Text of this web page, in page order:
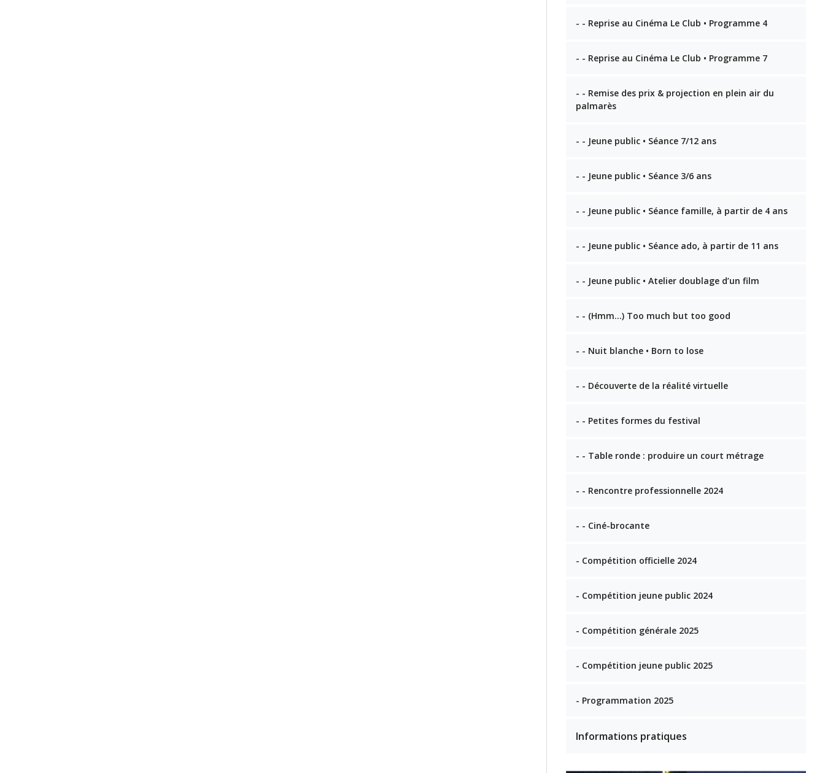
- - Reprise au Cinéma Le Club • Programme 4
- - Reprise au Cinéma Le Club • Programme 7
- - Remise des prix & projection en plein air du
palmarès
- - Jeune public • Séance 7/12 ans
- - Jeune public • Séance 3/6 ans
- - Jeune public • Séance famille, à partir de 4 ans
- - Jeune public • Séance ado, à partir de 11 ans
- - Jeune public • Atelier doublage d’un film
- - (Hmm…) Too much but too good
- - Nuit blanche • Born to lose
- - Découverte de la réalité virtuelle
- - Petites formes du festival
- - Table ronde : produire un court métrage
- - Rencontre professionnelle 2024
- - Ciné-brocante
- Compétition officielle 2024
- Compétition jeune public 2024
- Compétition générale 2025
- Compétition jeune public 2025
- Programmation 2025
Informations pratiques